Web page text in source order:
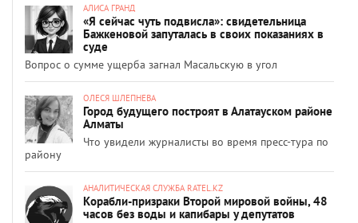
АЛИСА ГРАНД
«Я сейчас чуть подвисла»: свидетельница
Бажкеновой запуталась в своих показаниях в
суде
Вопрос о сумме ущерба загнал Масальскую в угол
ОЛЕСЯ ШЛЕПНЕВА
Город будущего построят в Алатауском районе
Алматы
Что увидели журналисты во время пресс-тура по
району
АНАЛИТИЧЕСКАЯ СЛУЖБА RATEL.KZ
Корабли-призраки Второй мировой войны, 48
часов без воды и капибары у депутатов